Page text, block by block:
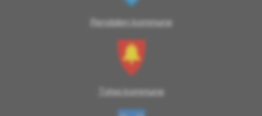
Rendalen kommune
Tolga kommune